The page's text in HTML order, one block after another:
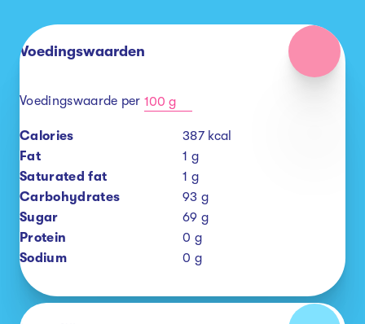
Voedingswaarden
Voedingswaarde per 100 g
Calories 387 kcal
Fat
1 g
Saturated fat
1 g
Carbohydrates
93 g
Sugar
69 g
Protein
0 g
Sodium
0 g